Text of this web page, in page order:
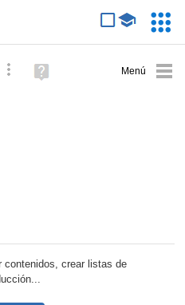
Búsqueda avanzada
Ayuda
(en
contenidos, crear listas de